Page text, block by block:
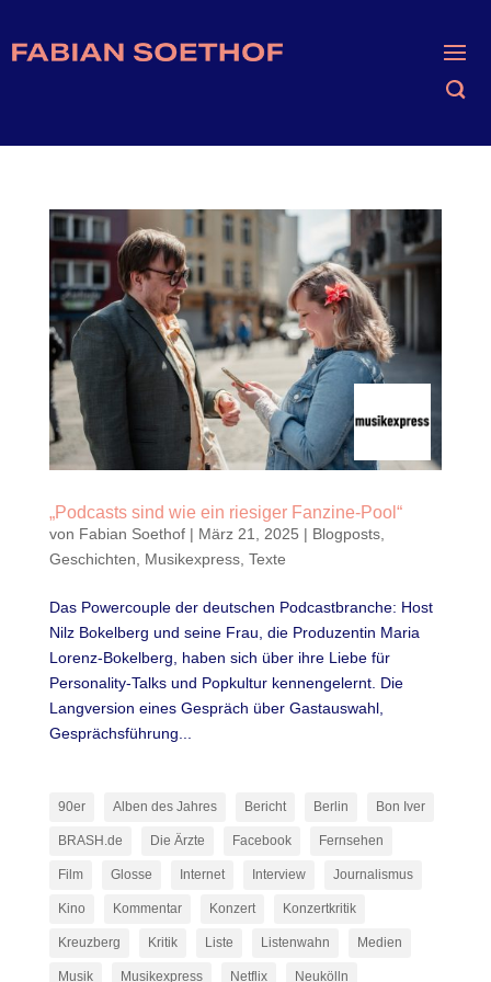
„Podcasts sind wie ein riesiger Fanzine-Pool“
von Fabian Soethof| März 21, 2025 | Blogposts,
Geschichten
Musikexpress, Texte
Das Powercouple der deutschen Podcastbranche: Host
Nilz Bokelberg und seine Frau, die Produzentin Maria
Lorenz-Bokelberg, haben sich über ihre Liebe für
Personality-Talks und Popkultur kennengelernt. Die
Langversion eines Gespräch über Gastauswahl,
Gesprächsführung...
90er Alben des Jahres Bericht Berlin Bon Iver
BRASH.de Die Ärzte Facebook Fernsehen
Film Glosse Internet Interview Journalismus
Kino Kommentar Konzert Konzertkritik
Kreuzberg Kritik Liste Listenwahn Medien
Musik Musikexpress Netflix Neukölln